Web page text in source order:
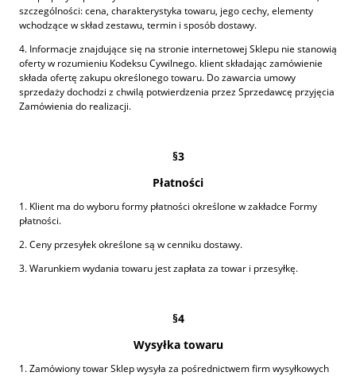
szczególności: cena, charakterystyka towaru, jego cechy, elementy
wchodzące w skład zestawu, termin i sposób dostawy.
4. Informacje znajdujące się na stronie internetowej Sklepu nie stanowią
oferty w rozumieniu Kodeksu Cywilnego. klient składając zamówienie
składa ofertę zakupu określonego towaru. Do zawarcia umowy
sprzedaży dochodzi z chwilą potwierdzenia przez Sprzedawcę przyjęcia
Zamówienia do realizacji.
§3
Płatności
1. Klient ma do wyboru formy płatności określone w zakładce Formy
płatności.
2. Ceny przesyłek określone są w cenniku dostawy.
3. Warunkiem wydania towaru jest zapłata za towar i przesyłkę.
§4
Wysyłka towaru
1. Zamówiony towar Sklep wysyła za pośrednictwem firm wysyłkowych